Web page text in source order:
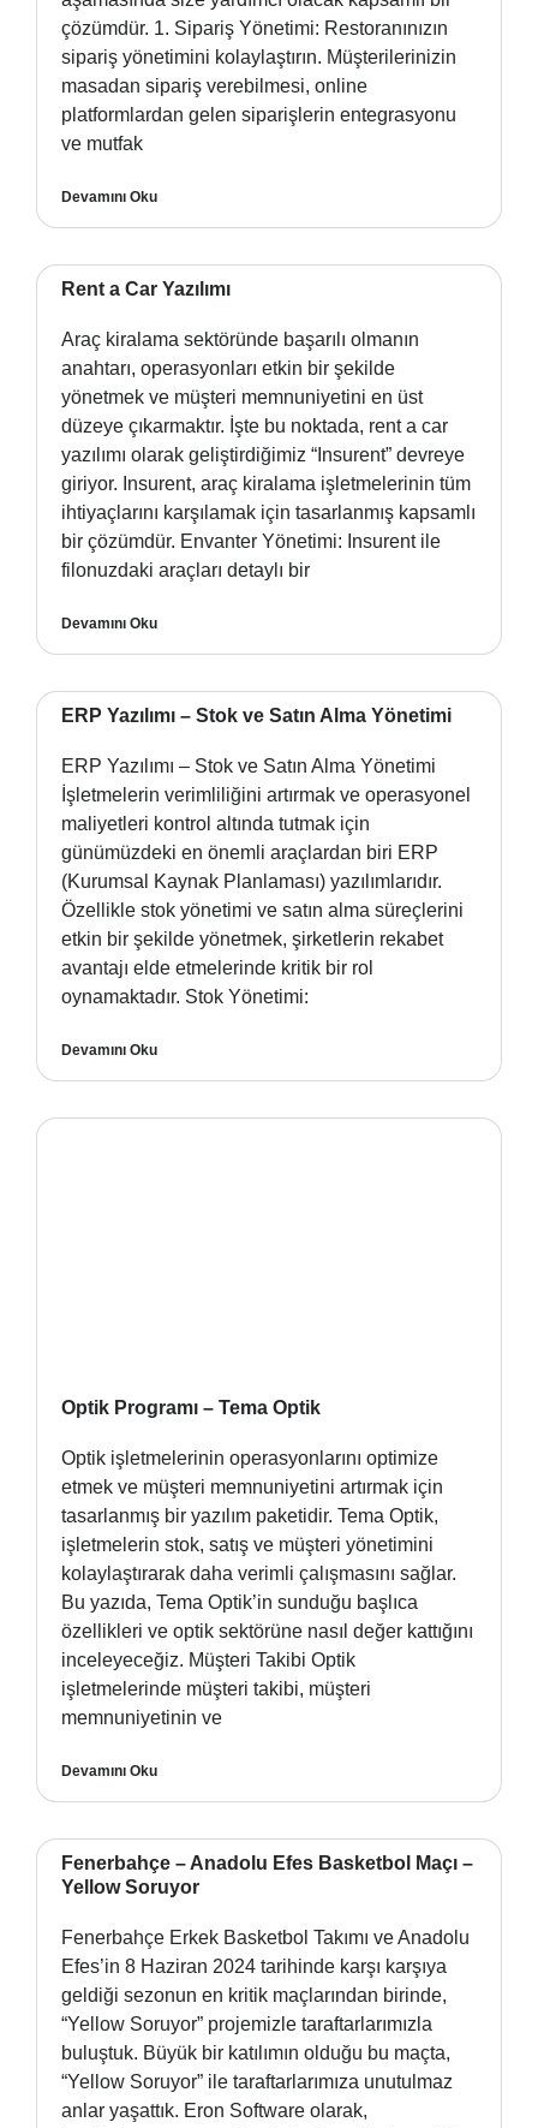
çözümdür. 1. Sipariş Yönetimi: Restoranınızın
sipariş yönetimini kolaylaştırın. Müşterilerinizin
masadan sipariş verebilmesi, online
platformlardan gelen siparişlerin entegrasyonu
ve mutfak
Devamını Oku
Rent a Car Yazılımı
Araç kiralama sektöründe başarılı olmanın
anahtarı, operasyonları etkin bir şekilde
yönetmek ve müşteri memnuniyetini en üst
düzeye çıkarmaktır. İşte bu noktada, rent a car
yazılımı olarak geliştirdiğimiz “Insurent” devreye
giriyor. Insurent, araç kiralama işletmelerinin tüm
ihtiyaçlarını karşılamak için tasarlanmış kapsamlı
bir çözümdür. Envanter Yönetimi: Insurent ile
filonuzdaki araçları detaylı bir
Devamını Oku
ERP Yazılımı – Stok ve Satın Alma Yönetimi
ERP Yazılımı – Stok ve Satın Alma Yönetimi
İşletmelerin verimliliğini artırmak ve operasyonel
maliyetleri kontrol altında tutmak için
günümüzdeki en önemli araçlardan biri ERP
(Kurumsal Kaynak Planlaması) yazılımlarıdır.
Özellikle stok yönetimi ve satın alma süreçlerini
etkin bir şekilde yönetmek, şirketlerin rekabet
avantajı elde etmelerinde kritik bir rol
oynamaktadır. Stok Yönetimi:
Devamını Oku
Optik Programı – Tema Optik
Optik işletmelerinin operasyonlarını optimize
etmek ve müşteri memnuniyetini artırmak için
tasarlanmış bir yazılım paketidir. Tema Optik,
işletmelerin stok, satış ve müşteri yönetimini
kolaylaştırarak daha verimli çalışmasını sağlar.
Bu yazıda, Tema Optik’in sunduğu başlıca
özellikleri ve optik sektörüne nasıl değer kattığını
inceleyeceğiz. Müşteri Takibi Optik
işletmelerinde müşteri takibi, müşteri
memnuniyetinin ve
Devamını Oku
Fenerbahçe – Anadolu Efes Basketbol Maçı –
Yellow Soruyor
Fenerbahçe Erkek Basketbol Takımı ve Anadolu
Efes’in 8 Haziran 2024 tarihinde karşı karşıya
geldiği sezonun en kritik maçlarından birinde,
“Yellow Soruyor” projemizle taraftarlarımızla
buluştuk. Büyük bir katılımın olduğu bu maçta,
“Yellow Soruyor” ile taraftarlarımıza unutulmaz
anlar yaşattık. Eron Software olarak,